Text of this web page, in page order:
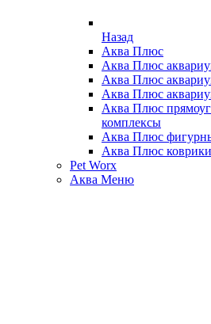
Назад
Аква Плюс
Аква Плюс
Аква Плюс
Аква Плюс
Аква Плюс
комплексы
Аква Плюс
Аква Плюс
Pet Worx
Аква Меню